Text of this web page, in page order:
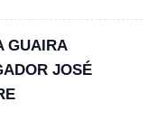
GUAIRA
JOSÉ